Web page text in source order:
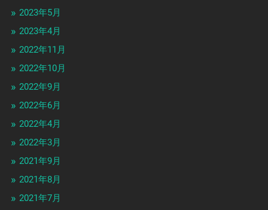
2023年5月
2023年4月
2022年11月
2022年10月
2022年9月
2022年6月
2022年4月
2022年3月
2021年9月
2021年8月
2021年7月